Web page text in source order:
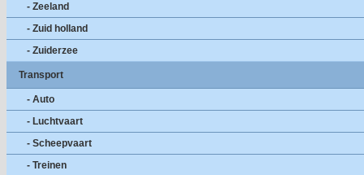
- Zeeland
- Zuid holland
- Zuiderzee
Transport
- Auto
- Luchtvaart
- Scheepvaart
- Treinen